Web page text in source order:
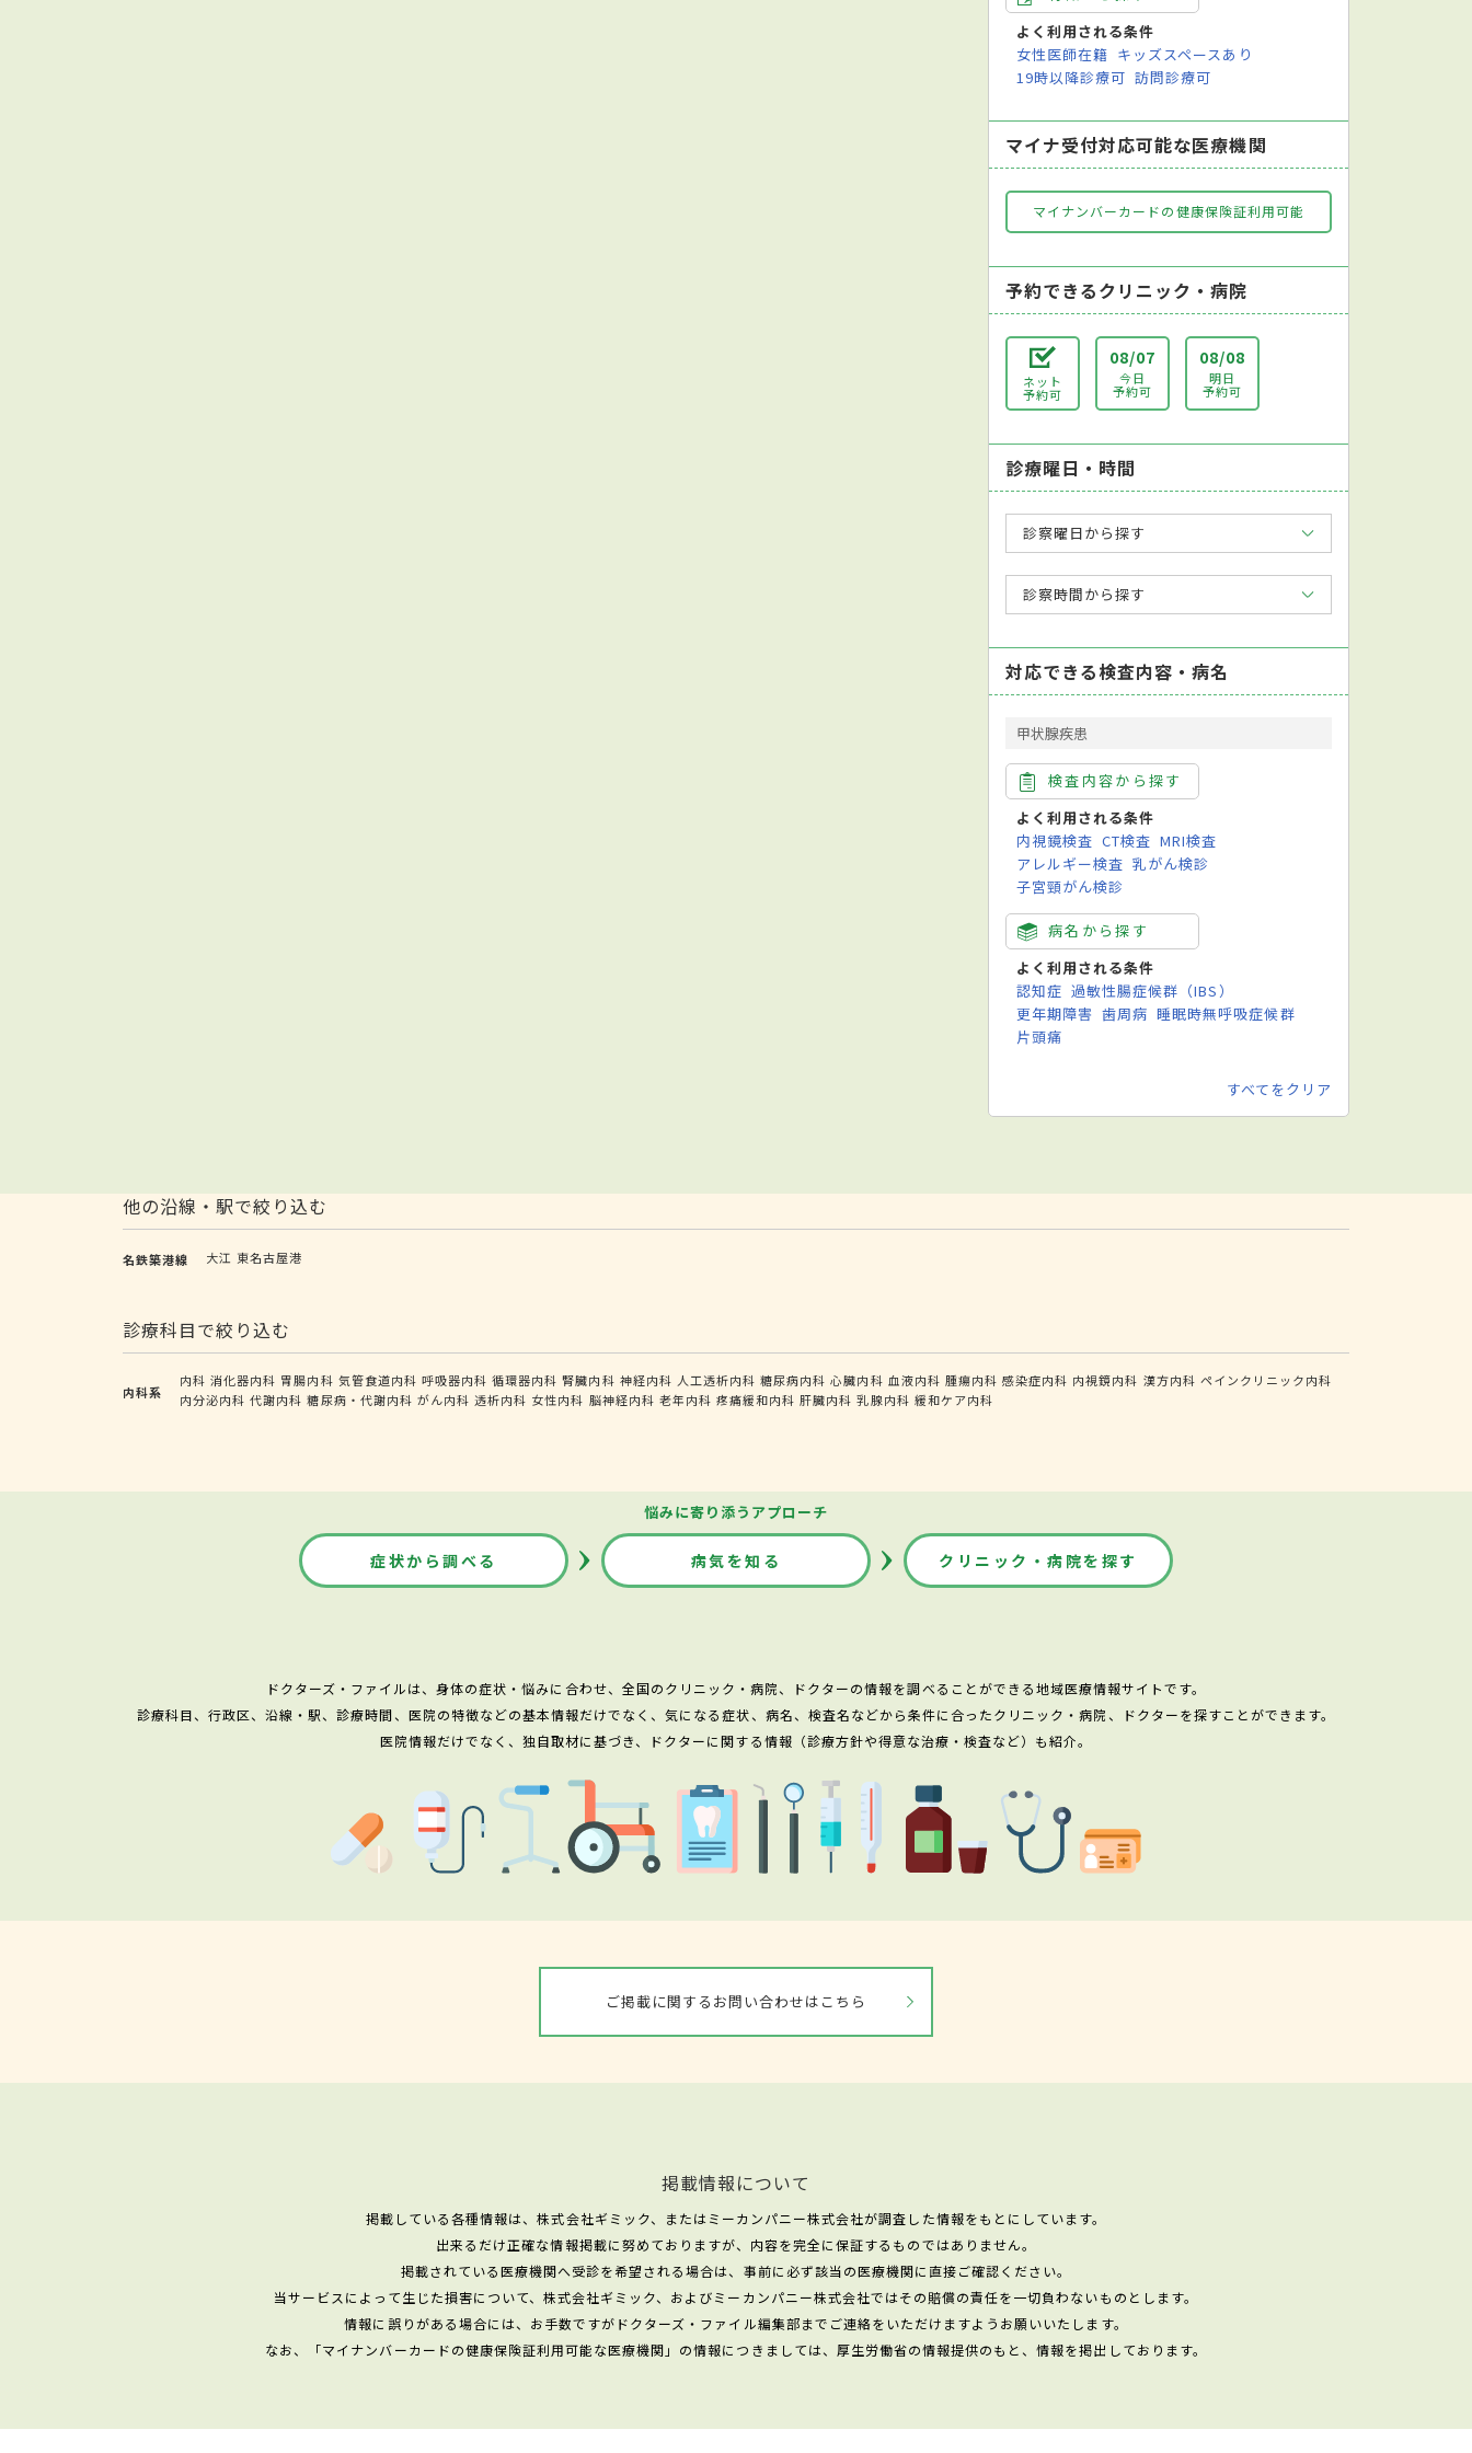
よく利用される条件
女性医師在籍 キッズスペースあり
19時以降診療可 訪問診療可
マイナ受付対応可能な医療機関
マイナンバーカードの健康保険証利用可能
予約できるクリニック・病院
ネット
予約可
08/07
今日
予約可
08/08
明日
予約可
診療曜日・時間
診察曜日から探す
診察時間から探す
対応できる検査内容・病名
甲状腺疾患
検査内容から探す
よく利用される条件
内視鏡検査 CT検査 MRI検査
アレルギー検査 乳がん検診
子宮頸がん検診
病名から探す
よく利用される条件
認知症 過敏性腸症候群（IBS）
更年期障害 歯周病 睡眠時無呼吸症候群
片頭痛
すべてをクリア
他の沿線・駅で絞り込む
名鉄築港線 大江 東名古屋港
診療科目で絞り込む
内科系
内科 消化器内科 胃腸内科 気管食道内科 呼吸器内科 循環器内科 腎臓内科 神経内科 人工透析内科 糖尿病内科 心臓内科 血液内科 腫瘍内科 感染症内科 内視鏡内科 漢方内科 ペインクリニック内科
内分泌内科 代謝内科 糖尿病・代謝内科 がん内科 透析内科 女性内科 脳神経内科 老年内科 疼痛緩和内科 肝臓内科 乳腺内科 緩和ケア内科
悩みに寄り添うアプローチ
症状から調べる 病気を知る クリニック・病院を探す
ドクターズ・ファイルは、身体の症状・悩みに合わせ、全国のクリニック・病院、ドクターの情報を調べることができる地域医療情報サイトです。
診療科目、行政区、沿線・駅、診療時間、医院の特徴などの基本情報だけでなく、気になる症状、病名、検査名などから条件に合ったクリニック・病院、ドクターを探すことができます。
医院情報だけでなく、独自取材に基づき、ドクターに関する情報（診療方針や得意な治療・検査など）も紹介。
ご掲載に関するお問い合わせはこちら
掲載情報について
掲載している各種情報は、株式会社ギミック、またはミーカンパニー株式会社が調査した情報をもとにしています。
出来るだけ正確な情報掲載に努めておりますが、内容を完全に保証するものではありません。
掲載されている医療機関へ受診を希望される場合は、事前に必ず該当の医療機関に直接ご確認ください。
当サービスによって生じた損害について、株式会社ギミック、およびミーカンパニー株式会社ではその賠償の責任を一切負わないものとします。
情報に誤りがある場合には、お手数ですがドクターズ・ファイル編集部までご連絡をいただけますようお願いいたします。
なお、「マイナンバーカードの健康保険証利用可能な医療機関」の情報につきましては、厚生労働省の情報提供のもと、情報を掲出しております。